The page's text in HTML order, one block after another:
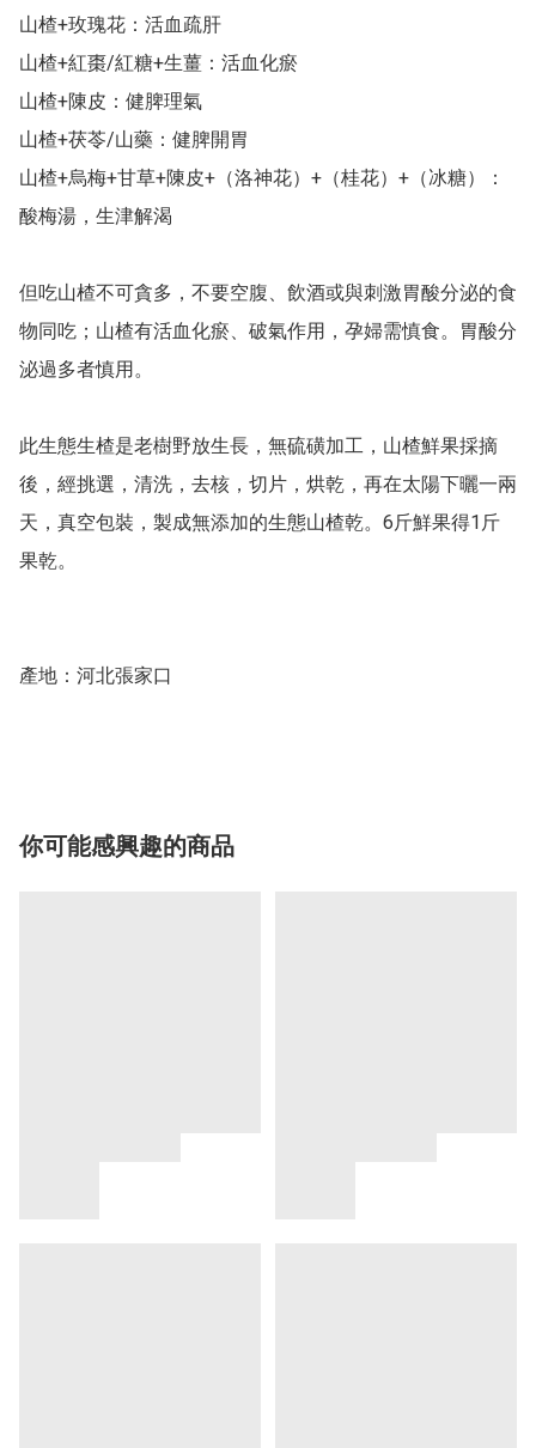
山楂+玫瑰花：活血疏肝
山楂+紅棗/紅糖+生薑：活血化瘀
山楂+陳皮：健脾理氣
山楂+茯苓/山藥：健脾開胃
山楂+烏梅+甘草+陳皮+（洛神花）+（桂花）+（冰糖）：
酸梅湯，生津解渴
但吃山楂不可貪多，不要空腹、飲酒或與刺激胃酸分泌的食
物同吃；山楂有活血化瘀、破氣作用，孕婦需慎食。胃酸分
泌過多者慎用。
此生態生楂是老樹野放生長，無硫磺加工，山楂鮮果採摘
後，經挑選，清洗，去核，切片，烘乾，再在太陽下曬一兩
天，真空包裝，製成無添加的生態山楂乾。6斤鮮果得1斤
果乾。
產地：河北張家口
你可能感興趣的商品